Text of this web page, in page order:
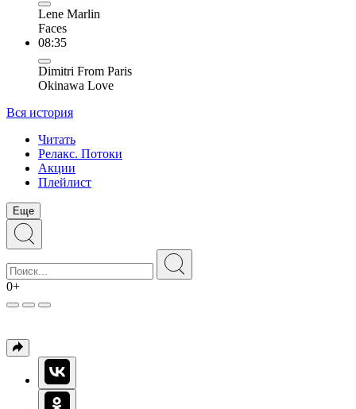
Lene Marlin
Faces
08:35
Dimitri From Paris
Okinawa Love
Вся история
Читать
Релакс. Потоки
Акции
Плейлист
Еще
0+